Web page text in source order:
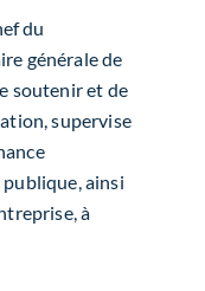
du
généralede
soutenir et de
supervise
ainsi
à